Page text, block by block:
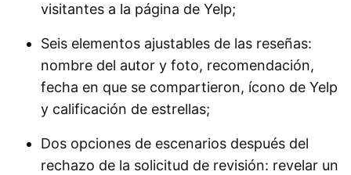
visitantes a la página de Yelp;
Seis elementos ajustables de las reseñas:
nombre del autor y foto, recomendación,
fecha en que se compartieron, ícono de Yelp
y calificación de estrellas;
Dos opciones de escenarios después del
rechazo de la solicitud de revisión: revelar un